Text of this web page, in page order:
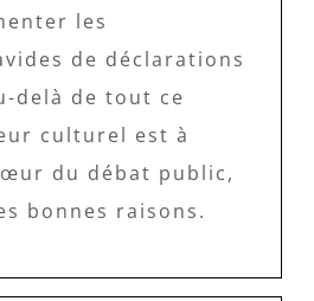
les
de déclarations
delà de tout ce
culturel est à
du débat public,
bonnes raisons.